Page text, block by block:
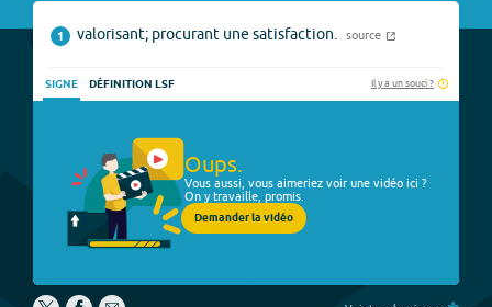
1 valorisant; procurant une satisfaction. source
SIGNE DÉFINITION LSF Il y a un souci ?
Oups.
Vous aussi, vous aimeriez voir une vidéo ici ?
On y travaille, promis.
Demander la vidéo